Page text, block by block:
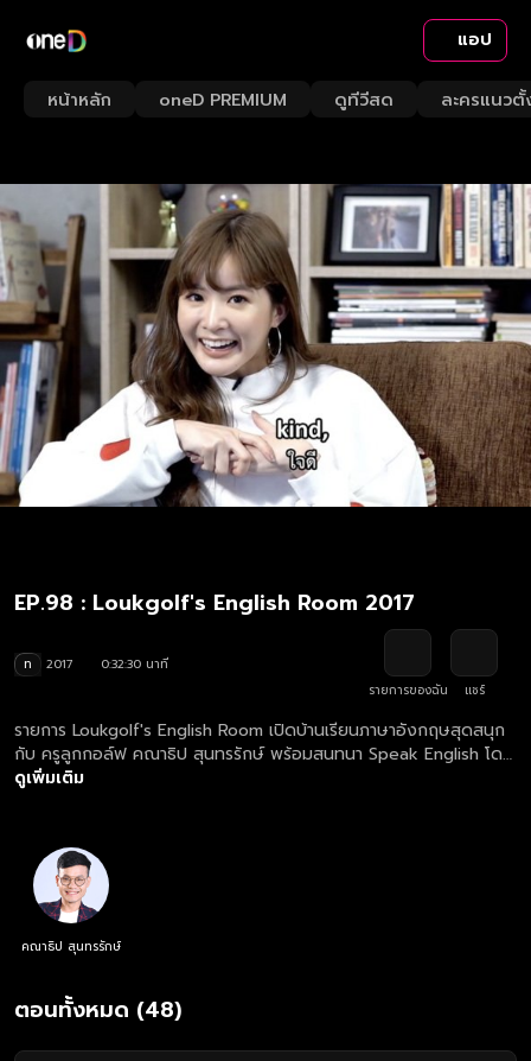
แอป
หน้าหลัก oneD PREMIUM ดูทีวีสด ละครแนวตั้
EP.98 : Loukgolf's English Room 2017
ท 2017
0:32:30 นาที
รายการของฉัน
แชร์
รายการ Loukgolf's English Room เปิดบ้านเรียนภาษาอังกฤษสุดสนุก
กับ ครูลูกกอล์ฟ คณาธิป สุนทรรักษ์ พร้อมสนทนา Speak English โดย
เจอกับภารกิจคำศัพท์และการแต่งประโยคสุดฮากัน
ดูเพิ่มเติม
คณาธิป สุนทรรักษ์
ตอนทั้งหมด (48)